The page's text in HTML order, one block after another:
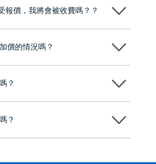
牌」，是諾貝爾種植系統全球放心植牙中
地區的顧客，受到粵港澳大灣區及周邊城
薦 珠海、深圳設有八大分院，香港亦設
何問題都可以隨時預約免費咨詢，讓人十
報價，我將會被收費嗎？？
價的情況嗎？
？
？